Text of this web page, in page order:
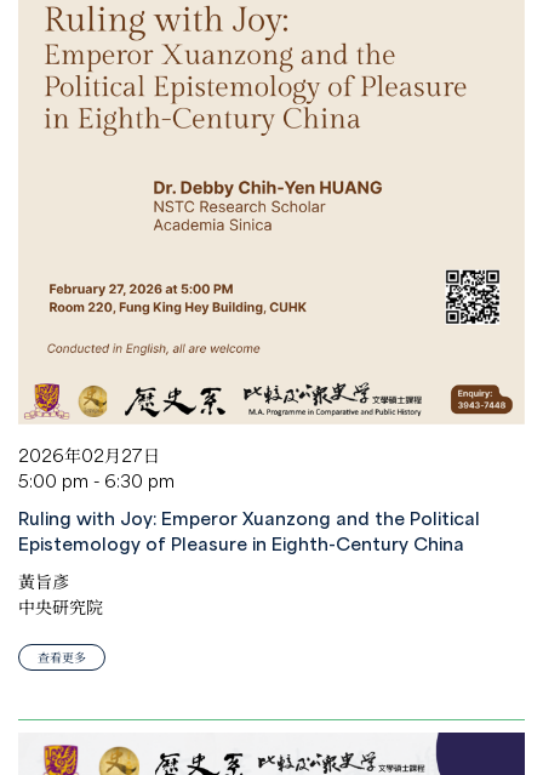
2026年02月27日
5:00 pm - 6:30 pm
Ruling with Joy: Emperor Xuanzong and the Political
Epistemology of Pleasure in Eighth-Century China
黃旨彥
中央研究院
查看更多